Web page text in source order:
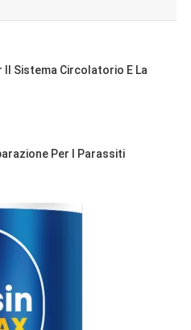
Il Sistema Circolatorio E La
Per I Parassiti